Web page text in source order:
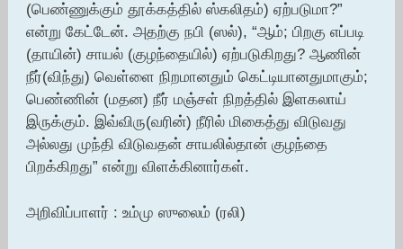
(பெண்ணுக்கும் தூக்கத்தில் ஸ்கலிதம்) ஏற்படுமா?”
என்று கேட்டேன். அதற்கு நபி (ஸல்), “ஆம்; பிறகு எப்படி
(தாயின்) சாயல் (குழந்தையில்) ஏற்படுகிறது? ஆணின்
நீர்(விந்து) வெள்ளை நிறமானதும் கெட்டியானதுமாகும்;
பெண்ணின் (மதன) நீர் மஞ்சள் நிறத்தில் இளகலாய்
இருக்கும். இவ்விரு(வரின்) நீரில் மிகைத்து விடுவது
அல்லது முந்தி விடுவதன் சாயலில்தான் குழந்தை
பிறக்கிறது” என்று விளக்கினார்கள்.
அறிவிப்பாளர் : உம்மு ஸுலைம் (ரலி)